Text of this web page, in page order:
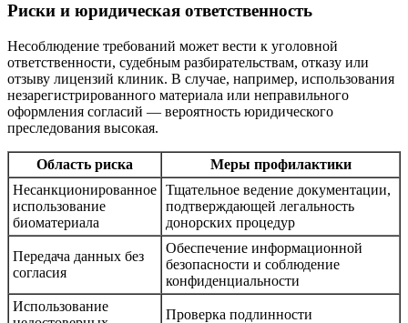
Риски и юридическая ответственность
Несоблюдение требований может вести к уголовной
ответственности, судебным разбирательствам, отказу или
отзыву лицензий клиник. В случае, например, использования
незарегистрированного материала или неправильного
оформления согласий — вероятность юридического
преследования высокая.
Область риска
Меры профилактики
Несанкционированное
использование
биоматериала
Тщательное ведение документации,
подтверждающей легальность
донорских процедур
Передача данных без
согласия
Обеспечение информационной
безопасности и соблюдение
конфиденциальности
Использование
Проверка подлинности